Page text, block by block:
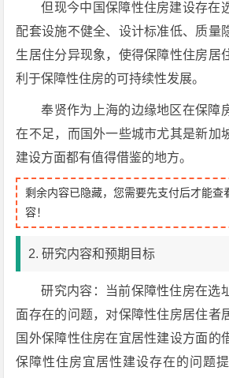
但现今中国保障性住房建设存在
配套设施不健全、设计标准低、质量
生居住分异现象，使得保障性住房居
利于保障性住房的可持续性发展。
奉贤作为上海的边缘地区在保障
在不足，而国外一些城市尤其是新加
建设方面都有值得借鉴的地方。
剩余内容已隐藏，您需要先支付后才能查
容！
2. 研究内容和预期目标
研究内容：当前保障性住房在选
面存在的问题，对保障性住房居住者
国外保障性住房在宜居性建设方面的
保障性住房宜居性建设存在的问题